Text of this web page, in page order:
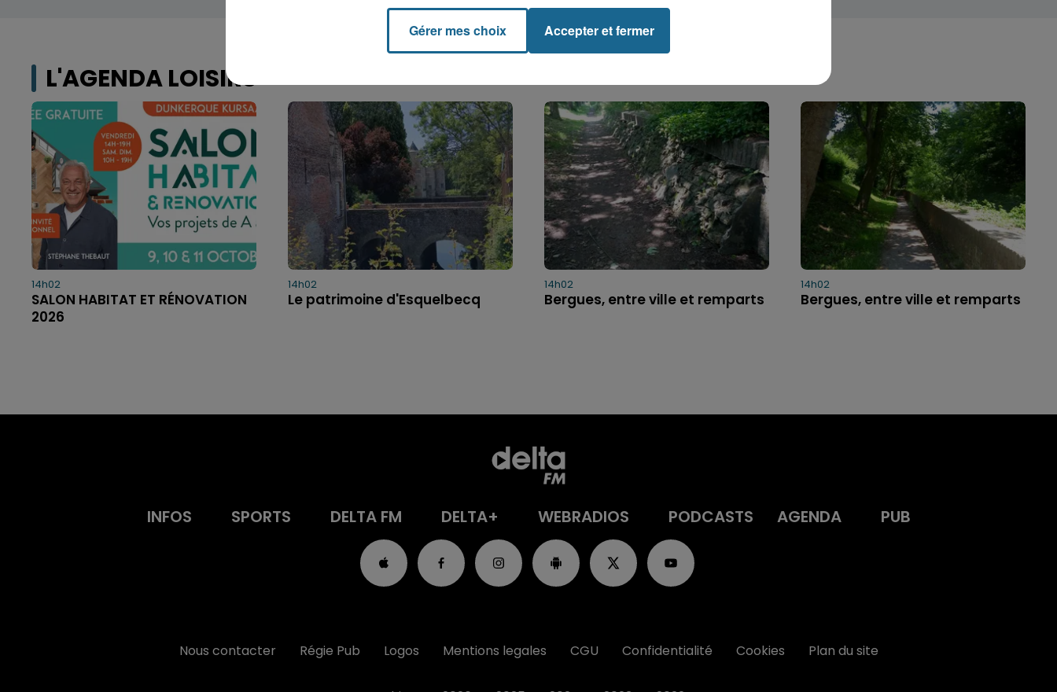
L'AGENDA LOISIRS
14h02
SALON HABITAT ET RÉNOVATION
2026
14h02
Le patrimoine d'Esquelbecq
14h02
Bergues, entre ville et remparts
14h02
Bergues, entre ville et remparts
INFOS SPORTS DELTA FM DELTA+ WEBRADIOS PODCASTS AGENDA PUB
Nous contacter Régie Pub Logos Mentions legales CGU Confidentialité Cookies Plan du site
Gérer mes choix Accepter et fermer